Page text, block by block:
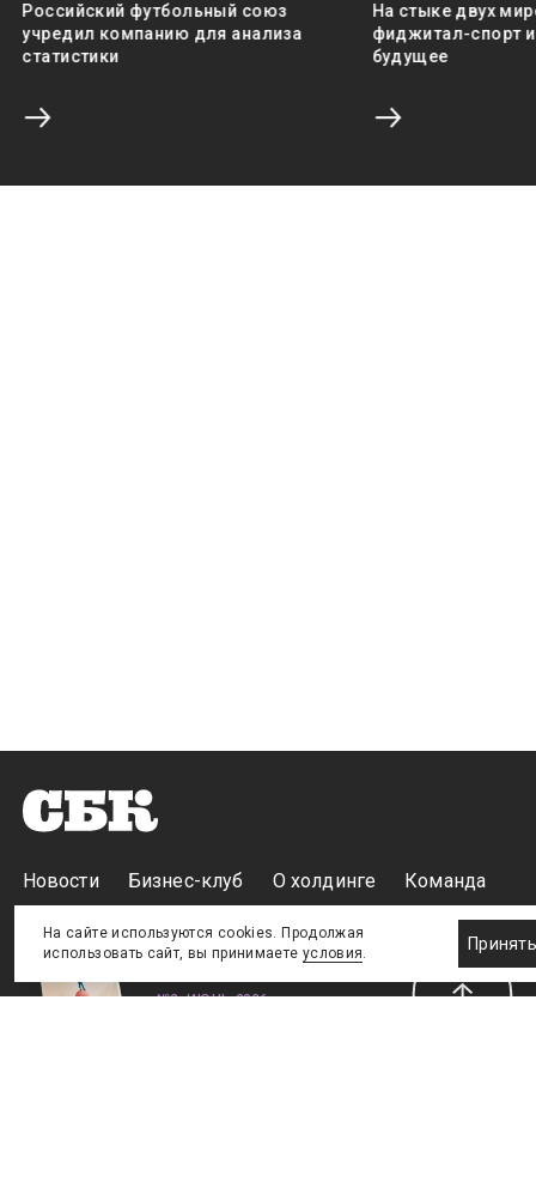
Российский футбольный союз
учредил компанию для анализа
статистики
На стыке двух
фиджитал-спорт
будущее
Новости Бизнес-клуб О холдинге Команда
№2, ИЮНЬ 2026
На сайте используются cookies. Продолжая
использовать сайт, вы принимаете условия.
Принять